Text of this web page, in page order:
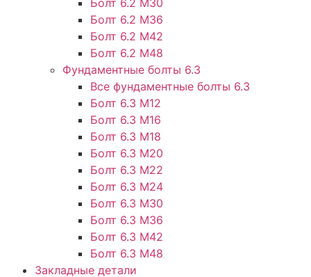
Болт 6.2 М30
Болт 6.2 М36
Болт 6.2 М42
Болт 6.2 М48
Фундаментные болты 6.3
Все фундаментные болты 6.3
Болт 6.3 М12
Болт 6.3 М16
Болт 6.3 М18
Болт 6.3 М20
Болт 6.3 М22
Болт 6.3 М24
Болт 6.3 М30
Болт 6.3 М36
Болт 6.3 М42
Болт 6.3 М48
Закладные детали